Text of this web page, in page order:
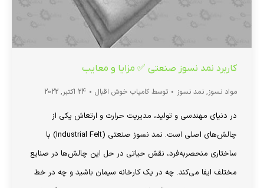
کاربرد نمد نسوز صنعتی ✅ مزایا و معایب
مواد نسوز, نمد نسوز توسط کامیاب خوش اقبال 24 اکتبر, 2022
در دنیای مهندسی و تولید، مدیریت حرارت و ارتعاش یکی از
چالش‌های اصلی است. نمد نسوز صنعتی (Industrial Felt) با
ساختاری منحصربه‌فرد، نقش حیاتی در حل این چالش‌ها در صنایع
مختلف ایفا می‌کند. چه در یک کارخانه سیمان باشید و چه در خط